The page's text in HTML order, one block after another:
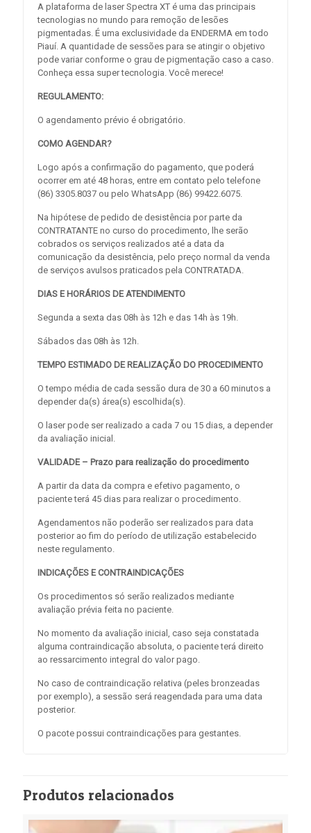
A plataforma de laser Spectra XT é uma das principais
tecnologias no mundo para remoção de lesões
pigmentadas. É uma exclusividade da ENDERMA em todo
Piauí. A quantidade de sessões para se atingir o objetivo
pode variar conforme o grau de pigmentação caso a caso.
Conheça essa super tecnologia. Você merece!
REGULAMENTO:
O agendamento prévio é obrigatório.
COMO AGENDAR?
Logo após a confirmação do pagamento, que poderá
ocorrer em até 48 horas, entre em contato pelo telefone
(86) 3305.8037 ou pelo WhatsApp (86) 99422.6075.
Na hipótese de pedido de desistência por parte da
CONTRATANTE no curso do procedimento, lhe serão
cobrados os serviços realizados até a data da
comunicação da desistência, pelo preço normal da venda
de serviços avulsos praticados pela CONTRATADA.
DIAS E HORÁRIOS DE ATENDIMENTO
Segunda a sexta das 08h às 12h e das 14h às 19h.
Sábados das 08h às 12h.
TEMPO ESTIMADO DE REALIZAÇÃO DO PROCEDIMENTO
O tempo média de cada sessão dura de 30 a 60 minutos a
depender da(s) área(s) escolhida(s).
O laser pode ser realizado a cada 7 ou 15 dias, a depender
da avaliação inicial.
VALIDADE – Prazo para realização do procedimento
A partir da data da compra e efetivo pagamento, o
paciente terá 45 dias para realizar o procedimento.
Agendamentos não poderão ser realizados para data
posterior ao fim do período de utilização estabelecido
neste regulamento.
INDICAÇÕES E CONTRAINDICAÇÕES
Os procedimentos só serão realizados mediante
avaliação prévia feita no paciente.
No momento da avaliação inicial, caso seja constatada
alguma contraindicação absoluta, o paciente terá direito
ao ressarcimento integral do valor pago.
No caso de contraindicação relativa (peles bronzeadas
por exemplo), a sessão será reagendada para uma data
posterior.
O pacote possui contraindicações para gestantes.
Produtos relacionados